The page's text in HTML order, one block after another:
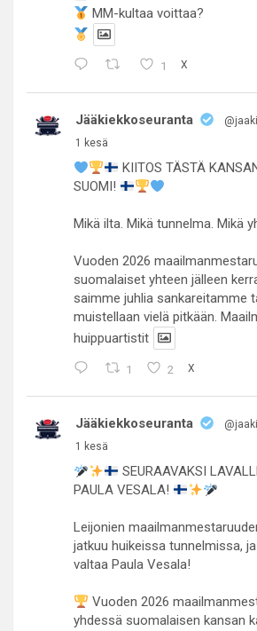
MM-kultaa voittaa?
1 X
Jääkiekkoseuranta
1 kesä
KIITOS TÄSTÄ
SUOMI!
Mikä ilta. Mikä tunnelma. Mikä
Vuoden 2026
suomalaiset yhteen jälleen
saimme juhlia sankareitamme
muistellaan vielä pitkään.
huippuartistit
1 2 X
Jääkiekkoseuranta
1 kesä
SEURAAVAKSI
PAULA VESALA!
Leijonien
jatkuu huikeissa tunnelmissa,
valtaa Paula Vesala!
Vuoden 2026
yhdessä suomalaisen kansan